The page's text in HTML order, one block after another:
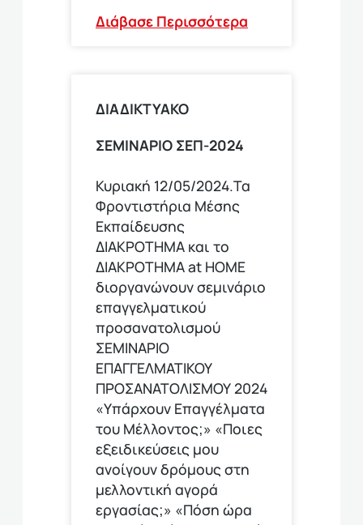
Διάβασε Περισσότερα
ΔΙΑΔΙΚΤΥΑΚΟ
ΣΕΜΙΝΑΡΙΟ ΣΕΠ-2024
Κυριακή 12/05/2024.Τα
Φροντιστήρια Μέσης
Εκπαίδευσης
ΔΙΑΚΡΟΤΗΜΑ και το
ΔΙΑΚΡΟΤΗΜΑ at HOME
διοργανώνουν σεμινάριο
επαγγελματικού
προσανατολισμού
ΣΕΜΙΝΑΡΙΟ
ΕΠΑΓΓΕΛΜΑΤΙΚΟΥ
ΠΡΟΣΑΝΑΤΟΛΙΣΜΟΥ 2024
«Υπάρχουν Επαγγέλματα
του Μέλλοντος;» «Ποιες
εξειδικεύσεις μου
ανοίγουν δρόμους στη
μελλοντική αγορά
εργασίας;» «Πόση ώρα